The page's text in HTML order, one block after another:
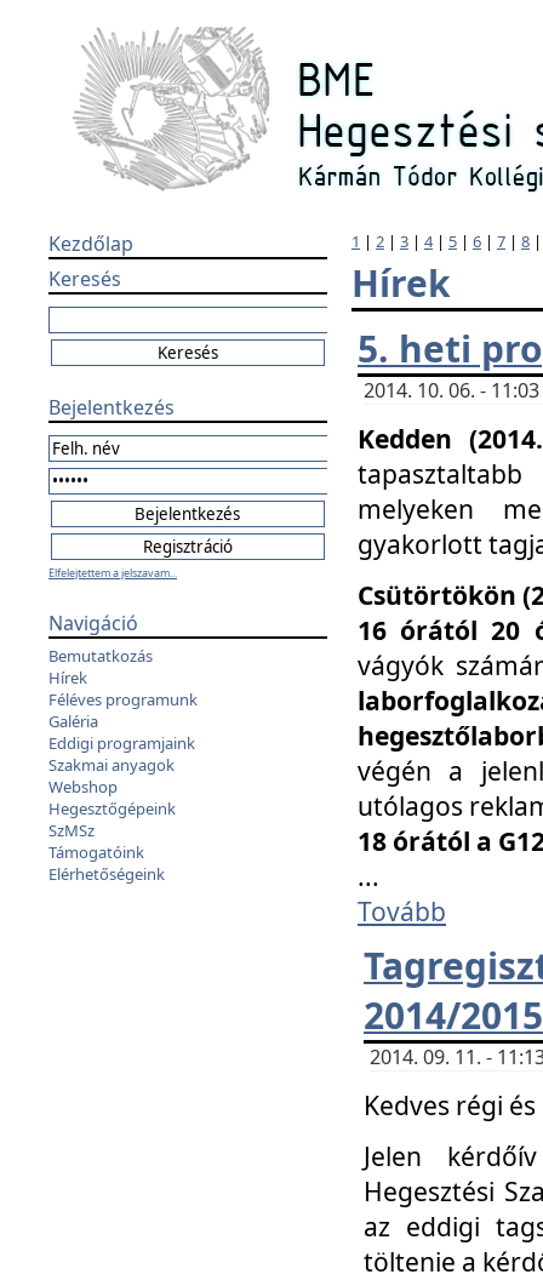
Kezdőlap
Keresés
Bejelentkezés
Elfelejtettem a jelszavam...
Navigáció
Bemutatkozás
Hírek
Féléves programunk
Galéria
Eddigi programjaink
Szakmai anyagok
Webshop
Hegesztőgépeink
SzMSz
Támogatóink
Elérhetőségeink
1 | 2 | 3 | 4| 5 | 6 | 7 | 8
Hírek
5. heti
2014. 10. 06. -
Kedden
melyeken
gyakorlott
Csütörtökön
16 órától 20
vágyók
végén a
utólagos
18 órától a
...
Tovább
2014/
2014. 09. 11. -
Kedves régi
Jelen
Hegesztési
az eddigi
töltenie a